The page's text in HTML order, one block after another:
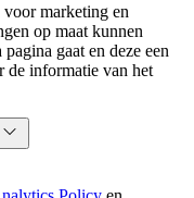
marketing en
op maat kunnen
gaat en deze een
de informatie van het